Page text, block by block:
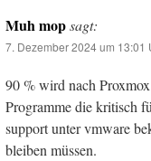
Muh mopsagt:
7. Dezember 2024 um 13:01
90 % wird nach
Programme die kritisch
support unter vmware
bleiben müssen.